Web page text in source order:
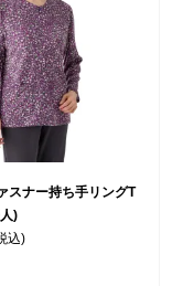
スナー持ち手リングT
)
込)